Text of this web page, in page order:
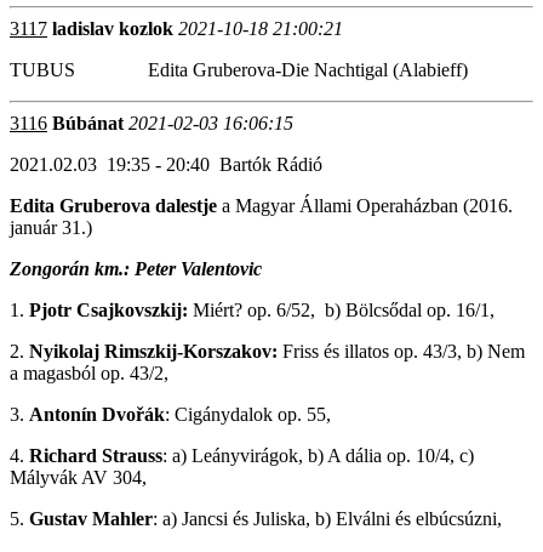
3117 ladislav kozlok 2021-10-18 21:00:21
TUBUS Edita Gruberova-Die Nachtigal (Alabieff)
3116 Búbánat 2021-02-03 16:06:15
2021.02.03 19:35 - 20:40 Bartók Rádió
Edita Gruberova dalestje a Magyar Állami Operaházban (2016.
január 31.)
Zongorán km.: Peter Valentovic
1. Pjotr Csajkovszkij: Miért? op. 6/52, b) Bölcsődal op. 16/1,
2. Nyikolaj Rimszkij-Korszakov: Friss és illatos op. 43/3, b) Nem
a magasból op. 43/2,
3. Antonín Dvořák: Cigánydalok op. 55,
4. Richard Strauss: a) Leányvirágok, b) A dália op. 10/4, c)
Mályvák AV 304,
5. Gustav Mahler: a) Jancsi és Juliska, b) Elválni és elbúcsúzni,